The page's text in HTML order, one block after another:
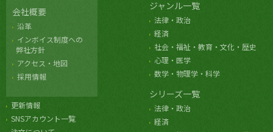
会社概要
沿革
インボイス制度への
弊社方針
アクセス・地図
採用情報
更新情報
SNSアカウント一覧
ジャンル一覧
法律・政治
経済
社会・福祉・教育・文化・歴史
心理・医学
数学・物理学・科学
シリーズ一覧
法律・政治
経済